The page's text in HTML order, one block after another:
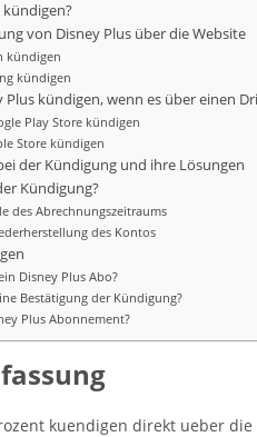
kündigen?
von Disney Plus über die Website
kündigen
kündigen
Plus kündigen, wenn es über einen
Play Store kündigen
Store kündigen
der Kündigung und ihre Lösungen
Kündigung?
des Abrechnungszeitraums
des Kontos
Disney Plus Abo?
Bestätigung der Kündigung?
Plus Abonnement?
kuendigen direkt ueber die